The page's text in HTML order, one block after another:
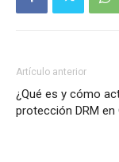
Artículo anterior
¿Qué es y cómo
protección DRM en